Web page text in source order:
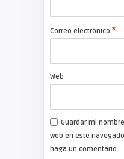
Correo electrónico *
Web
Guardar mi
web en este
haga un comentario.